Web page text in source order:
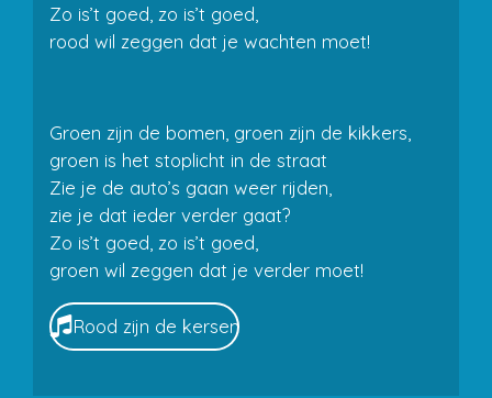
Zo is’t goed, zo is’t goed,
rood wil zeggen dat je wachten moet!
Groen zijn de bomen, groen zijn de kikkers,
groen is het stoplicht in de straat
Zie je de auto’s gaan weer rijden,
zie je dat ieder verder gaat?
Zo is’t goed, zo is’t goed,
groen wil zeggen dat je verder moet!
Rood zijn de kersen